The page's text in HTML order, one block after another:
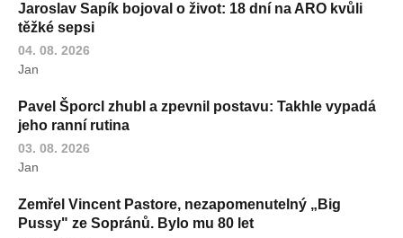
Jaroslav Sapík bojoval o život: 18 dní na ARO kvůli
těžké sepsi
04. 08. 2026
Jan
Pavel Šporcl zhubl a zpevnil postavu: Takhle vypadá
jeho ranní rutina
03. 08. 2026
Jan
Zemřel Vincent Pastore, nezapomenutelný „Big
Pussy" ze Sopránů. Bylo mu 80 let